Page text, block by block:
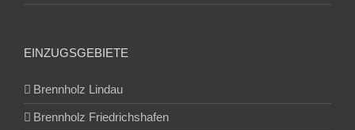
EINZUGSGEBIETE
Brennholz Lindau
Brennholz Friedrichshafen